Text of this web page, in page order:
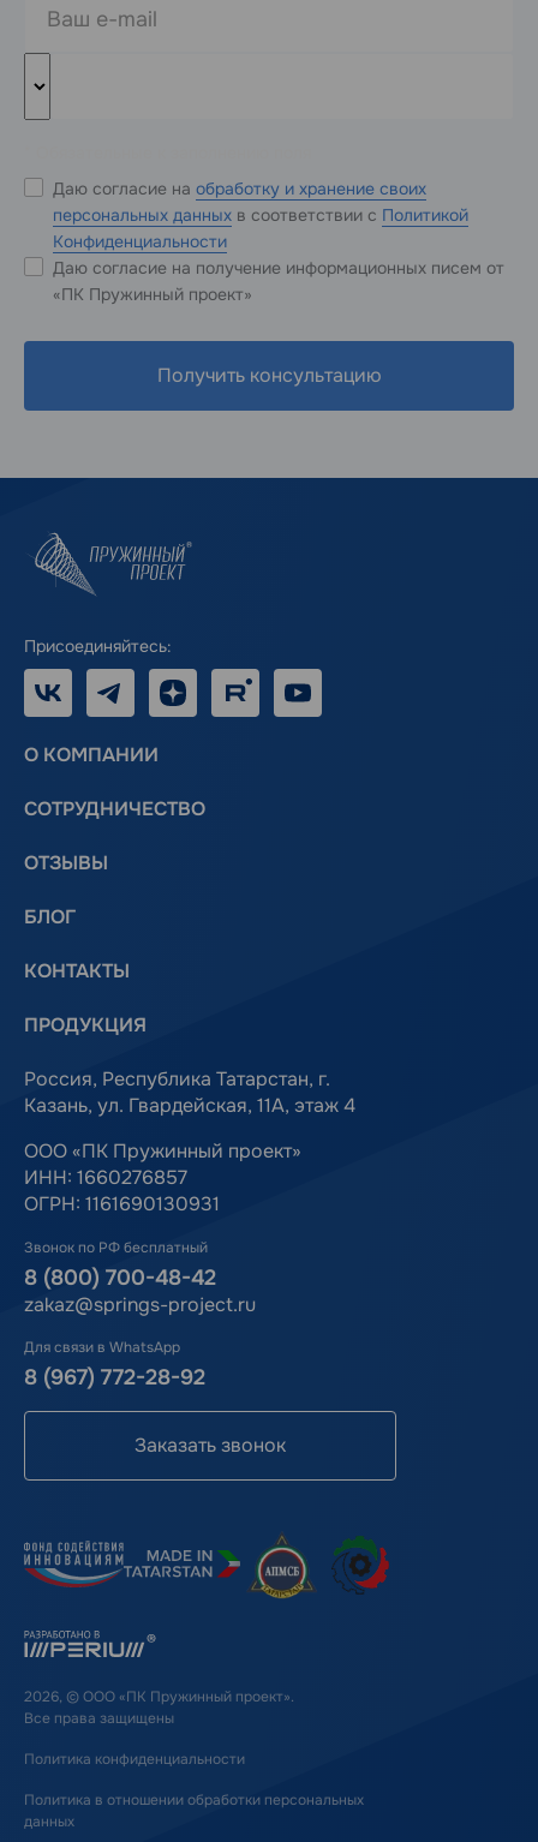
Даю согласие на обработку и хранение своих
персональных данных в соответствии с Политикой
Конфиденциальности
Даю согласие на получение информационных писем от
«ПК Пружинный проект»
Получить консультацию
Присоединяйтесь:
VK TelegramДзен RUTUBE
О КОМПАНИИ
СОТРУДНИЧЕСТВО
ОТЗЫВЫ
БЛОГ
КОНТАКТЫ
ПРОДУКЦИЯ
Россия, Республика Татарстан, г.
Казань, ул. Гвардейская, 11А, этаж 4
ООО «ПК Пружинный проект»
ИНН: 1660276857
ОГРН: 1161690130931
Звонок по РФ бесплатный
8 (800) 700-48-42
zakaz@springs-project.ru
Для связи в WhatsApp
8 (967) 772-28-92
Заказать звонок
2026, © ООО «ПК Пружинный проект».
Все права защищены
Политика конфиденциальности
Политика в отношении обработки персональных
данных